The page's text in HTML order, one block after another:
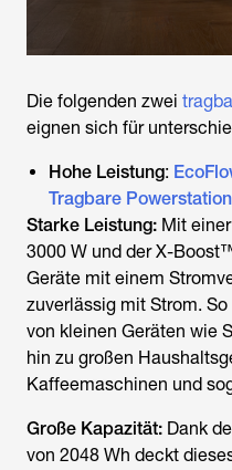
Die folgenden zwei
eignen sich für
Hohe Leistung:
Tragbare
Starke Leistung: Mit
3000 W und der X-
Geräte mit einem
zuverlässig mit Strom.
von kleinen Geräten wie
hin zu großen
Kaffeemaschinen und
Große Kapazität: Dank
von 2048 Wh deckt